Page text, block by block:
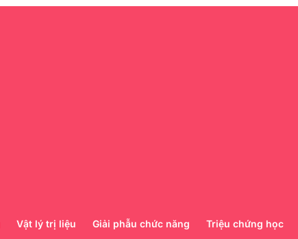
Vật lý trị liệu Giải phẫu chức năng Triệu chứng học